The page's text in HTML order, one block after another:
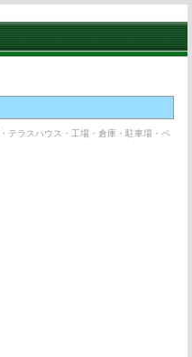
テラスハウス・工場・倉庫・駐車場・ペ